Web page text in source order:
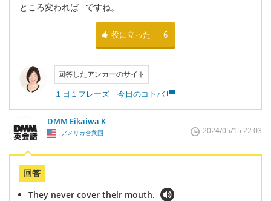
ところ変われば…ですね。
役に立った 6
回答したアンカーのサイト
１日１フレーズ 今日のコトバ
DMM Eikaiwa K
アメリカ合衆国 2024/05/15 22:03
回答
They never cover their mouth.